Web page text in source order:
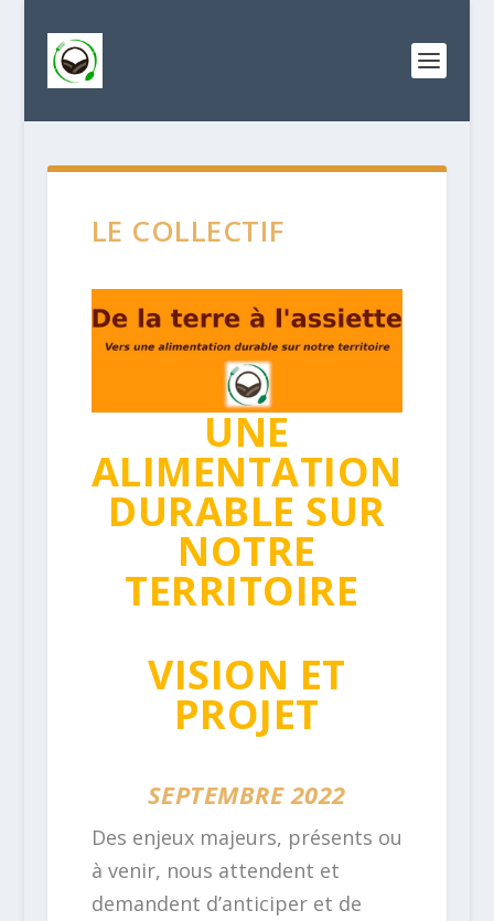
LE COLLECTIF
UNE
ALIMENTATION
DURABLE SUR
NOTRE
TERRITOIRE
VISION ET
PROJET
SEPTEMBRE 2022
Des enjeux majeurs, présents ou
à venir, nous attendent et
demandent d’anticiper et de